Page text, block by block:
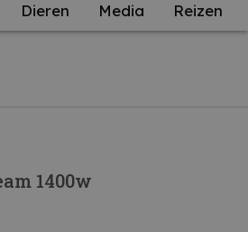
Dieren Media Reizen
1400w